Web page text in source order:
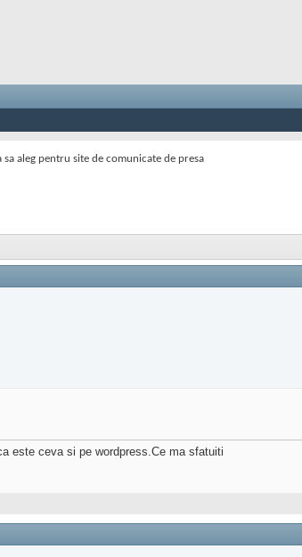
sa aleg pentru site de comunicate de presa
este ceva si pe wordpress.Ce ma sfatuiti